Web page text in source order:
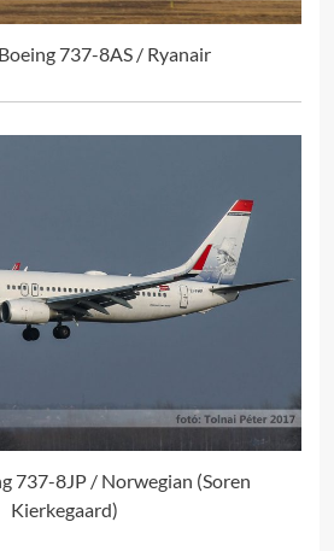
737-8AS / Ryanair
737-8JP / Norwegian (Soren
Kierkegaard)